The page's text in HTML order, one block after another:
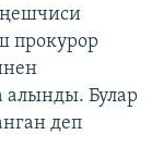
прокурор
алынды. Булар
деп